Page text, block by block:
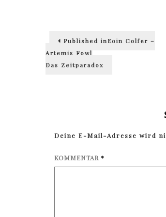
Beitragsnavigation
Published inEoin Colfer –
Artemis Fowl
Das Zeitparadox
Deine E-Mail-Adresse wird
KOMMENTAR *